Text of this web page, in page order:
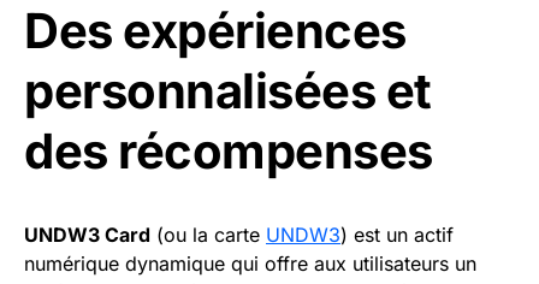
Des expériences
personnalisées et
des récompenses
UNDW3 Card (ou la carte UNDW3) est un actif
numérique dynamique qui offre aux utilisateurs un